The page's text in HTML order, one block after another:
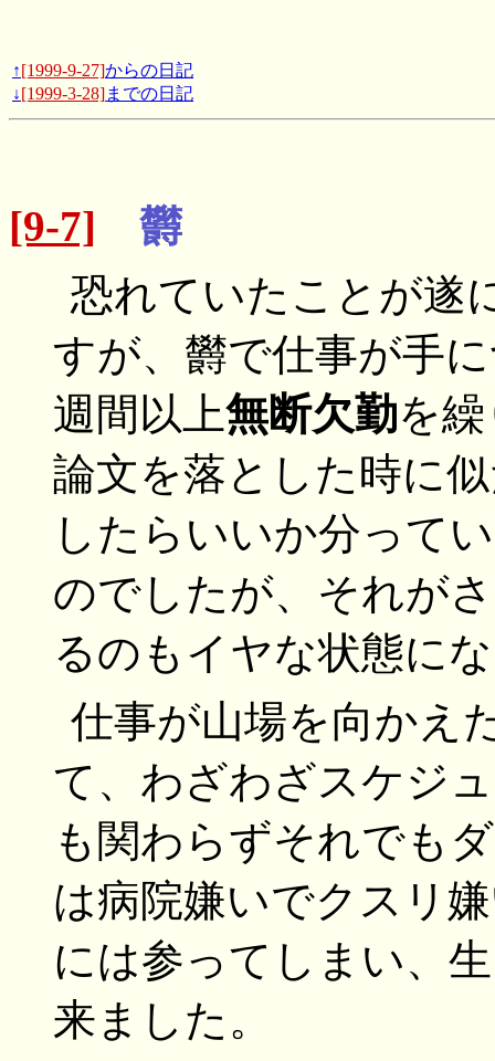
↑[1999-9-27]からの日記
↓[1999-3-28]までの日記
[9-7] 欝
恐れていたことが遂
すが、欝で仕事が手
週間以上無断欠勤を
論文を落とした時に
したらいいか分って
のでしたが、それが
るのもイヤな状態に
仕事が山場を向かえ
て、わざわざスケジ
も関わらずそれでも
は病院嫌いでクスリ
には参ってしまい、
来ました。